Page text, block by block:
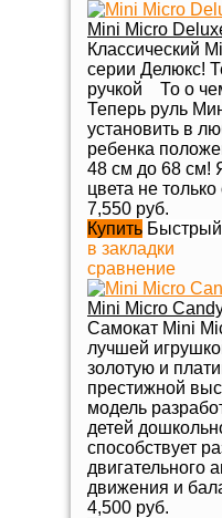
Mini Micro
Классический
серии Делюкс!
ручкой То о
Теперь руль
установить в
ребенка
48 см до 68 см!
цвета не
7,550 руб.
Купить
в закладки
сравнение
Mini Micro
Самокат Mini
лучшей
золотую и
престижной
модель
детей
способствует
двигательного
движения и
4,500 руб.